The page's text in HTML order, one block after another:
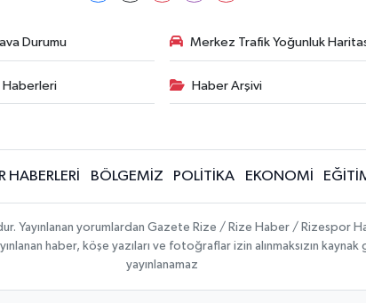
Durumu Merkez Trafik Yoğunluk
Haberleri Haber Arşivi
HABERLERİ BÖLGEMİZ POLİTİKA EKONOMİ
Yayınlanan yorumlardan Gazete Rize / Rize Haber / Rizespor
haber, köşe yazıları ve fotoğraflar izin alınmaksızın
yayınlanamaz